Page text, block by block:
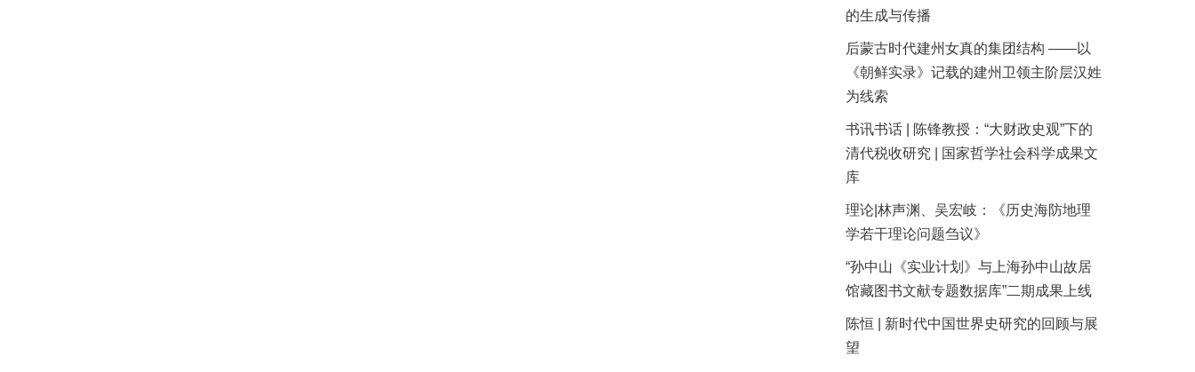
的生成与传播
后蒙古时代建州女真的集团结构 ——以
《朝鲜实录》记载的建州卫领主阶层汉姓
为线索
书讯书话 | 陈锋教授：“大财政史观”下的
清代税收研究 | 国家哲学社会科学成果文
库
理论|林声渊、吴宏岐：《历史海防地理
学若干理论问题刍议》
“孙中山《实业计划》与上海孙中山故居
馆藏图书文献专题数据库”二期成果上线
陈恒 | 新时代中国世界史研究的回顾与展
望